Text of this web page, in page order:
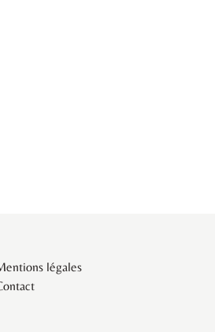
légales